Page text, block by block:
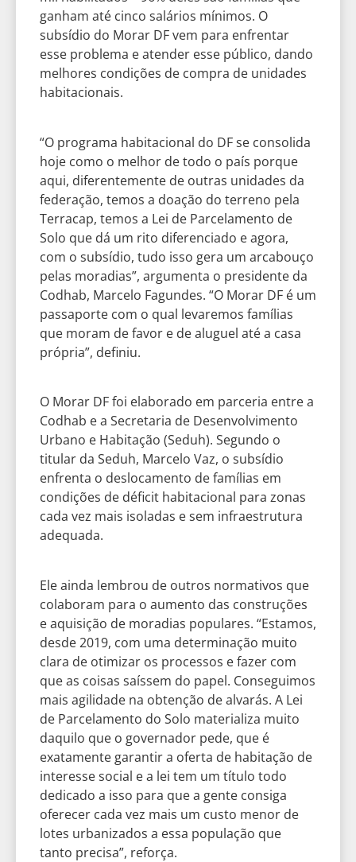
ganham até cinco salários mínimos. O
subsídio do Morar DF vem para enfrentar
esse problema e atender esse público, dando
melhores condições de compra de unidades
habitacionais.
“O programa habitacional do DF se consolida
hoje como o melhor de todo o país porque
aqui, diferentemente de outras unidades da
federação, temos a doação do terreno pela
Terracap, temos a Lei de Parcelamento de
Solo que dá um rito diferenciado e agora,
com o subsídio, tudo isso gera um arcabouço
pelas moradias”, argumenta o presidente da
Codhab, Marcelo Fagundes. “O Morar DF é um
passaporte com o qual levaremos famílias
que moram de favor e de aluguel até a casa
própria”, definiu.
O Morar DF foi elaborado em parceria entre a
Codhab e a Secretaria de Desenvolvimento
Urbano e Habitação (Seduh). Segundo o
titular da Seduh, Marcelo Vaz, o subsídio
enfrenta o deslocamento de famílias em
condições de déficit habitacional para zonas
cada vez mais isoladas e sem infraestrutura
adequada.
Ele ainda lembrou de outros normativos que
colaboram para o aumento das construções
e aquisição de moradias populares. “Estamos,
desde 2019, com uma determinação muito
clara de otimizar os processos e fazer com
que as coisas saíssem do papel. Conseguimos
mais agilidade na obtenção de alvarás. A Lei
de Parcelamento do Solo materializa muito
daquilo que o governador pede, que é
exatamente garantir a oferta de habitação de
interesse social e a lei tem um título todo
dedicado a isso para que a gente consiga
oferecer cada vez mais um custo menor de
lotes urbanizados a essa população que
tanto precisa”, reforça.